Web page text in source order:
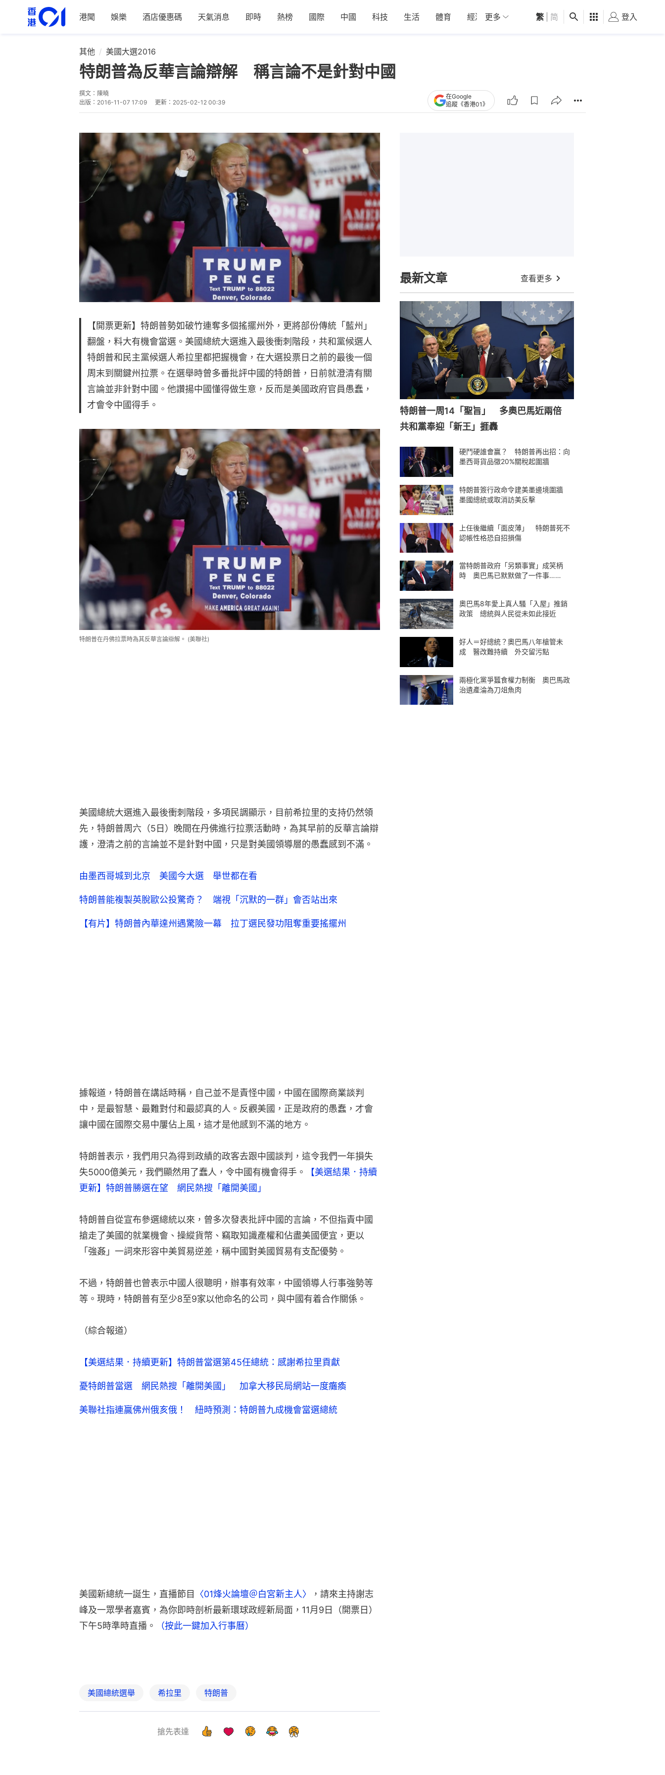
港聞 娛樂 酒店優惠碼 天氣消息 即時 熱榜 國際 中國 科技 生活 體育 經濟 01深圳 觀點 健康 好食玩飛
更多 繁 简 登入
其他 美國大選2016
特朗普為反華言論辯解 稱言論不是針對中國
撰文： 陳曉
出版： 2016-11-07 17:09 更新： 2025-02-12 00:39
在Google
追蹤《香港01》
【開票更新】特朗普勢如破竹連奪多個搖擺州外，更將部份傳統「藍州」
翻盤，料大有機會當選。美國總統大選進入最後衝刺階段，共和黨候選人
特朗普和民主黨候選人希拉里都把握機會，在大選投票日之前的最後一個
周末到關鍵州拉票。在選舉時曾多番批評中國的特朗普，日前就澄清有關
言論並非針對中國。他讚揚中國懂得做生意，反而是美國政府官員愚蠢，
才會令中國得手。
特朗普在丹佛拉票時為其反華言論辯解。 (美聯社)
美國總統大選進入最後衝刺階段，多項民調顯示，目前希拉里的支持仍然領
先，特朗普周六（5日）晚間在丹佛進行拉票活動時，為其早前的反華言論辯
護，澄清之前的言論並不是針對中國，只是對美國領導層的愚蠢感到不滿。
由墨西哥城到北京 美國今大選 舉世都在看
特朗普能複製英脫歐公投驚奇？ 端視「沉默的一群」會否站出來
【有片】特朗普內華達州遇驚險一幕 拉丁選民發功阻奪重要搖擺州
據報道，特朗普在講話時稱，自己並不是責怪中國，中國在國際商業談判
中，是最智慧、最難對付和最認真的人。反觀美國，正是政府的愚蠢，才會
讓中國在國際交易中屢佔上風，這才是他感到不滿的地方。
特朗普表示，我們用只為得到政績的政客去跟中國談判，這令我們一年損失
失5000億美元，我們顯然用了蠢人，令中國有機會得手。
【美選結果．持續
更新】特朗普勝選在望　網民熱搜「離開美國」
特朗普自從宣布參選總統以來，曾多次發表批評中國的言論，不但指責中國
搶走了美國的就業機會、操縱貨幣、竊取知識產權和佔盡美國便宜，更以
「強姦」一詞來形容中美貿易逆差，稱中國對美國貿易有支配優勢。
不過，特朗普也曾表示中國人很聰明，辦事有效率，中國領導人行事強勢等
等。現時，特朗普有至少8至9家以他命名的公司，與中國有着合作關係。
（綜合報道）
【美選結果．持續更新】特朗普當選第45任總統：感謝希拉里貢獻
憂特朗普當選 網民熱搜「離開美國」 加拿大移民局網站一度癱瘓
美聯社指連贏佛州俄亥俄！ 紐時預測：特朗普九成機會當選總統
美國新總統一誕生，直播節目 〈01烽火論壇＠白宮新主人〉
，請來主持謝志
峰及一眾學者嘉賓，為你即時剖析最新環球政經新局面，11月9日（開票日）
下午5時準時直播。
（按此一鍵加入行事曆）
美國總統選舉 希拉里 特朗普
搶先表達
最新文章 查看更多
特朗普一周14「聖旨」 多奧巴馬近兩倍
共和黨奉迎「新王」捱轟
硬鬥硬誰會贏？ 特朗普再出招：向
墨西哥貨品徵20%關稅起圍牆
特朗普簽行政命令建美墨邊境圍牆
墨國總統或取消訪美反擊
上任後繼續「面皮薄」 特朗普死不
認帳性格恐自招損傷
當特朗普政府「另類事實」成笑柄
時 奧巴馬已默默做了一件事……
奧巴馬8年愛上真人騷「入屋」推銷
政策 總統與人民從未如此接近
好人＝好總統？奧巴馬八年槍管未
成 醫改難持續 外交留污點
兩極化黨爭蠶食權力制衡 奧巴馬政
治遺產淪為刀俎魚肉